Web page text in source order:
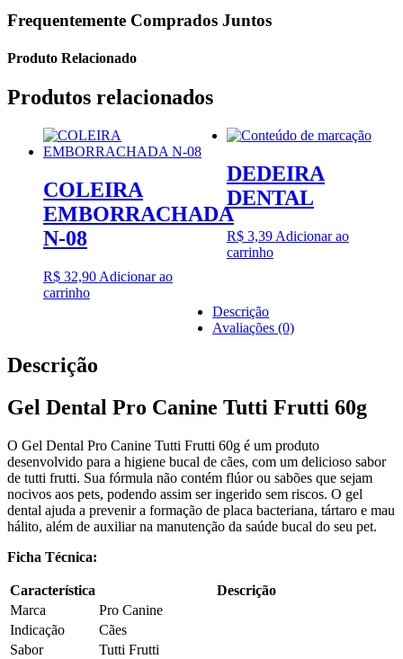
Frequentemente Comprados Juntos
Produto Relacionado
Produtos relacionados
COLEIRA
EMBORRACHADA
N-08
R$ 32,90 Adicionar ao
carrinho
DEDEIRA
DENTAL
R$3,39 Adicionar ao
carrinho
Descrição
Avaliações (0)
Descrição
Gel Dental Pro Canine Tutti Frutti 60g
O Gel Dental Pro Canine Tutti Frutti 60g é um produto
desenvolvido para a higiene bucal de cães, com um delicioso sabor
de tutti frutti. Sua fórmula não contém flúor ou sabões que sejam
nocivos aos pets, podendo assim ser ingerido sem riscos. O gel
dental ajuda a prevenir a formação de placa bacteriana, tártaro e mau
hálito, além de auxiliar na manutenção da saúde bucal do seu pet.
Ficha Técnica:
Característica
Descrição
Marca
Pro Canine
Indicação
Cães
Sabor
Tutti Frutti